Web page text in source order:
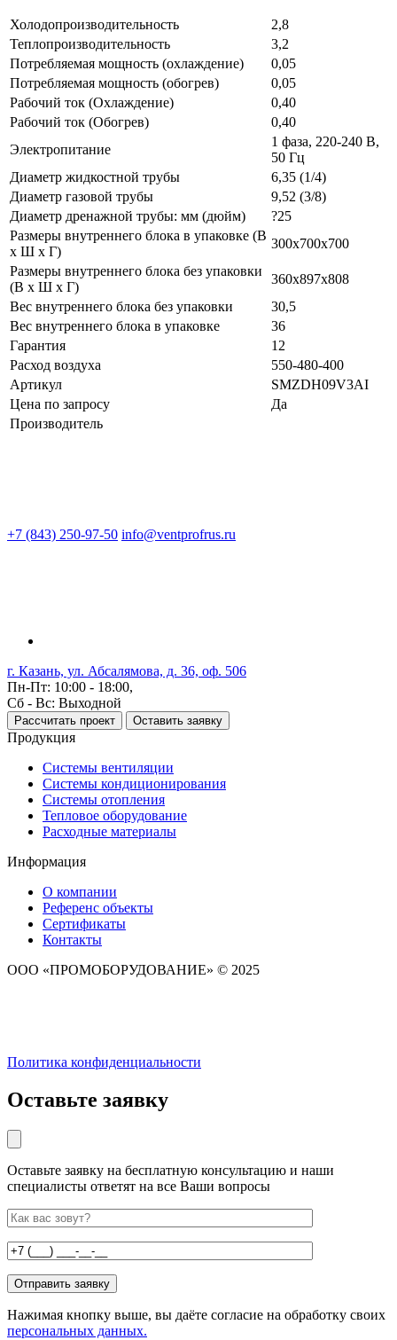
Холодопроизводительность
2,8
Теплопроизводительность
3,2
Потребляемая мощность (охлаждение)
0,05
Потребляемая мощность (обогрев)
0,05
Рабочий ток (Охлаждение)
0,40
Рабочий ток (Обогрев)
0,40
Электропитание
1 фаза, 220-240 В,
50 Гц
Диаметр жидкостной трубы
6,35 (1/4)
Диаметр газовой трубы
9,52 (3/8)
Диаметр дренажной трубы: мм (дюйм)
?25
Размеры внутреннего блока в упаковке (В
х Ш х Г)
300х700х700
Размеры внутреннего блока без упаковки
(В х Ш х Г)
360х897х808
Вес внутреннего блока без упаковки
30,5
Вес внутреннего блока в упаковке
36
Гарантия
12
Расход воздуха
550-480-400
Артикул
SMZDH09V3AI
Цена по запросу
Да
Производитель
+7 (843) 250-97-50 info@ventprofrus.ru
г. Казань, ул. Абсалямова, д. 36, оф. 506
Пн-Пт: 10:00 - 18:00,
Сб - Вс: Выходной
Рассчитать проект Оставить заявку
Продукция
Системы вентиляции
Системы кондиционирования
Системы отопления
Тепловое оборудование
Расходные материалы
Информация
О компании
Референс объекты
Сертификаты
Контакты
ООО «ПРОМОБОРУДОВАНИЕ» © 2025
Политика конфиденциальности
Оставьте заявку
Оставьте заявку на бесплатную консультацию и наши
специалисты ответят на все Ваши вопросы
Нажимая кнопку выше, вы даёте согласие на обработку своих
персональных данных.